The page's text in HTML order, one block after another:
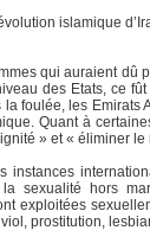
islamique
qui auraient dû
des Etats, ce
les Emirats
Quant à
» et « éliminer le
sexualité hors
exploitées
prostitution,